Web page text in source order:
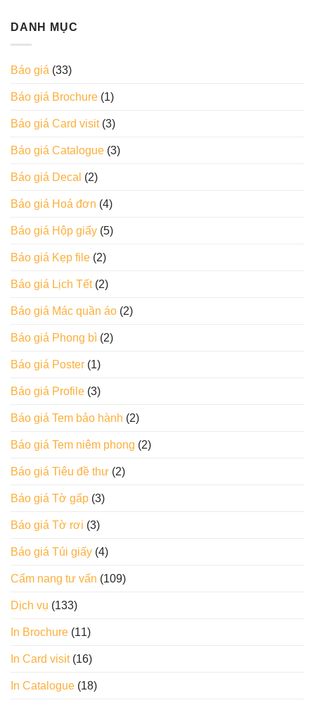
DANH MỤC
Báo giá (33)
Báo giá Brochure (1)
Báo giá Card visit(3)
Báo giá Catalogue (3)
Báo giá Decal (2)
Báo giá Hoá đơn (4)
Báo giá Hộp giấy (5)
Báo giá Kẹp file (2)
Báo giá Lịch Tết(2)
Báo giá Mác quần áo (2)
Báo giá Phong bì (2)
Báo giá Poster (1)
Báo giá Profile (3)
Báo giá Tem bảo hành (2)
Báo giá Tem niêm phong (2)
Báo giá Tiêu đề thư (2)
Báo giá Tờ gấp (3)
Báo giá Tờ rơi (3)
Báo giá Túi giấy (4)
Cẩm nang tư vấn (109)
Dịch vụ (133)
In Brochure (11)
In Card visit(16)
In Catalogue (18)